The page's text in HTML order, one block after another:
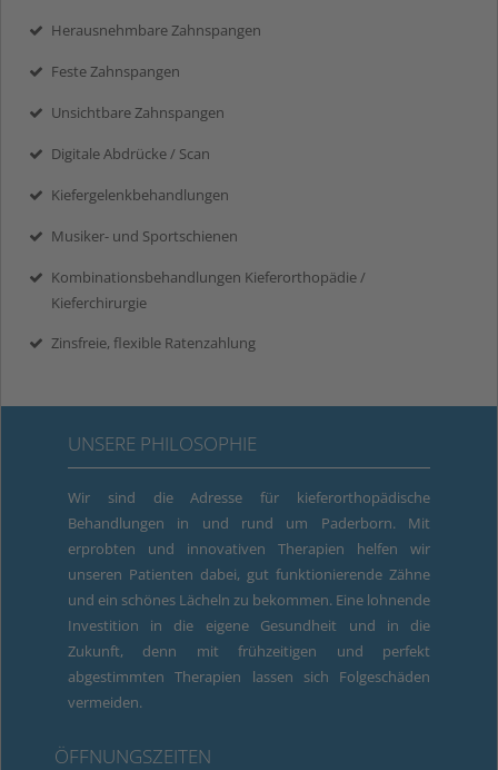
Herausnehmbare Zahnspangen
Feste Zahnspangen
Unsichtbare Zahnspangen
Digitale Abdrücke / Scan
Kiefergelenkbehandlungen
Musiker- und Sportschienen
Kombinationsbehandlungen Kieferorthopädie /
Kieferchirurgie
Zinsfreie, flexible Ratenzahlung
UNSERE PHILOSOPHIE
Wir sind die Adresse für kieferorthopädische
Behandlungen in und rund um Paderborn. Mit
erprobten und innovativen Therapien helfen wir
unseren Patienten dabei, gut funktionierende Zähne
und ein schönes Lächeln zu bekommen. Eine lohnende
Investition in die eigene Gesundheit und in die
Zukunft, denn mit frühzeitigen und perfekt
abgestimmten Therapien lassen sich Folgeschäden
vermeiden.
ÖFFNUNGSZEITEN